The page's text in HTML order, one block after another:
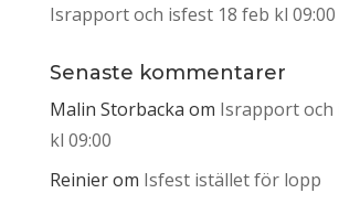
Israpport och isfest 18 feb kl 09:00
Senaste kommentarer
Malin Storbacka om Israpport och
kl 09:00
Reinierom Isfest istället för lopp